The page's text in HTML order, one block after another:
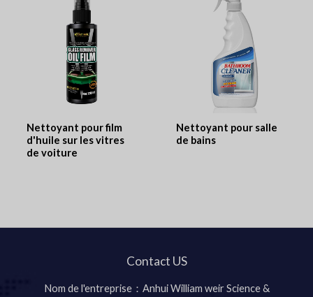
Nettoyant pour film
d'huile sur les vitres
de voiture
Nettoyant pour salle
de bains
Contact US
Nom de l'entreprise：Anhui William weir Science &